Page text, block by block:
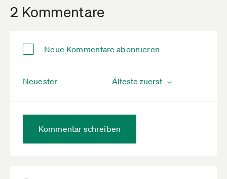
2 Kommentare
Neue Kommentare abonnieren
Neuester
Kommentar schreiben